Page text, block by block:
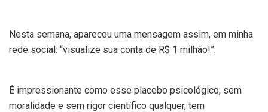
Nesta semana, apareceu uma mensagem assim, em minha
rede social: “visualize sua conta de R$ 1 milhão!”.
É impressionante como esse placebo psicológico, sem
moralidade e sem rigor científico qualquer, tem